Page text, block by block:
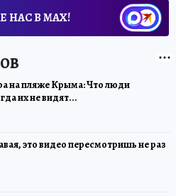
НАС В МАХ!
на пляже Крыма: Что люди
их не видят...
это видео пересмотришь не раз